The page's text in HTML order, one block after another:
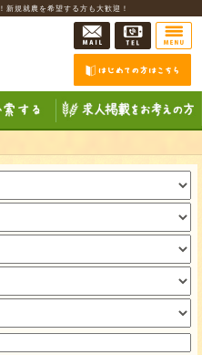
新規就農を希望する方も大歓迎！